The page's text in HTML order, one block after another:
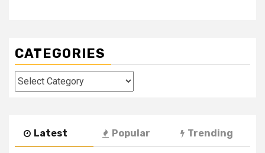
CATEGORIES
Categories
Latest Popular Trending